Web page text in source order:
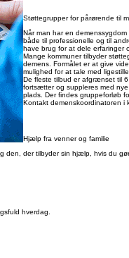
Støttegrupper for pårørende til
Når man har en
både til professionelle og til
have brug for at dele erfaringer
Mange kommuner tilbyder
demens. Formålet er at give
mulighed for at tale med
De fleste tilbud er afgrænset til
fortsætter og suppleres med
plads. Der findes gruppeforløb
Kontakt demenskoordinatoren i
Hjælp fra venner og familie
der tilbyder sin hjælp, hvis du
hverdag.